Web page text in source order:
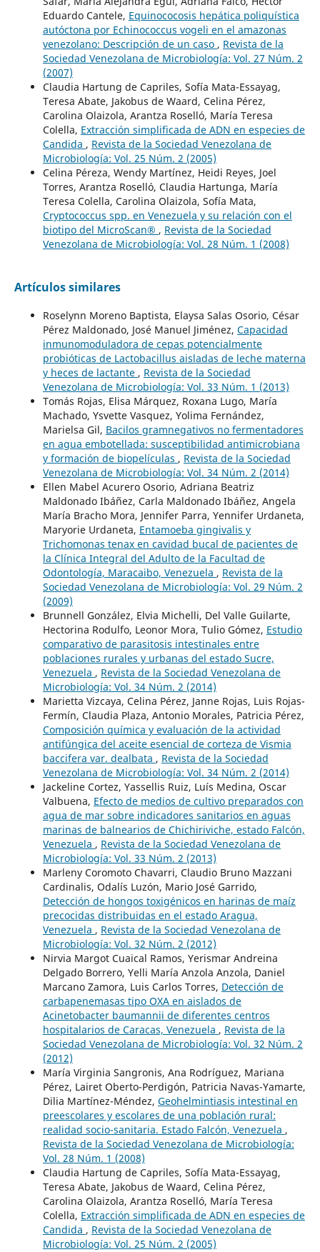
Eduardo Cantele, Equinococosis hepática poliquística
autóctona por Echinococcus vogeli en el amazonas
venezolano: Descripción de un caso , Revista de la
Sociedad Venezolana de Microbiología: Vol. 27 Núm. 2
(2007)
Claudia Hartung de Capriles, Sofía Mata-Essayag,
Teresa Abate, Jakobus de Waard, Celina Pérez,
Carolina Olaizola, Arantza Roselló, María Teresa
Colella, Extracción simplificada de ADN en especies de
Candida , Revista de la Sociedad Venezolana de
Microbiología: Vol. 25 Núm. 2 (2005)
Celina Péreza, Wendy Martínez, Heidi Reyes, Joel
Torres, Arantza Roselló, Claudia Hartunga, María
Teresa Colella, Carolina Olaizola, Sofía Mata,
Cryptococcus spp. en Venezuela y su relación con el
biotipo del MicroScan® , Revista de la Sociedad
Venezolana de Microbiología: Vol. 28 Núm. 1 (2008)
Artículos similares
Roselynn Moreno Baptista, Elaysa Salas Osorio, César
Pérez Maldonado, José Manuel Jiménez, Capacidad
inmunomoduladora de cepas potencialmente
probióticas de Lactobacillus aisladas de leche materna
y heces de lactante , Revista de la Sociedad
Venezolana de Microbiología: Vol. 33 Núm. 1 (2013)
Tomás Rojas, Elisa Márquez, Roxana Lugo, María
Machado, Ysvette Vasquez, Yolima Fernández,
Marielsa Gil, Bacilos gramnegativos no fermentadores
en agua embotellada: susceptibilidad antimicrobiana
y formación de biopelículas , Revista de la Sociedad
Venezolana de Microbiología: Vol. 34 Núm. 2 (2014)
Ellen Mabel Acurero Osorio, Adriana Beatriz
Maldonado Ibáñez, Carla Maldonado Ibáñez, Angela
María Bracho Mora, Jennifer Parra, Yennifer Urdaneta,
Maryorie Urdaneta, Entamoeba gingivalis y
Trichomonas tenax en cavidad bucal de pacientes de
la Clínica Integral del Adulto de la Facultad de
Odontología, Maracaibo, Venezuela , Revista de la
Sociedad Venezolana de Microbiología: Vol. 29 Núm. 2
(2009)
Brunnell González, Elvia Michelli, Del Valle Guilarte,
Hectorina Rodulfo, Leonor Mora, Tulio Gómez, Estudio
comparativo de parasitosis intestinales entre
poblaciones rurales y urbanas del estado Sucre,
Venezuela , Revista de la Sociedad Venezolana de
Microbiología: Vol. 34 Núm. 2 (2014)
Marietta Vizcaya, Celina Pérez, Janne Rojas, Luis Rojas-
Fermín, Claudia Plaza, Antonio Morales, Patricia Pérez,
Composición química y evaluación de la actividad
antifúngica del aceite esencial de corteza de Vismia
baccifera var. dealbata , Revista de la Sociedad
Venezolana de Microbiología: Vol. 34 Núm. 2 (2014)
Jackeline Cortez, Yassellis Ruiz, Luís Medina, Oscar
Valbuena, Efecto de medios de cultivo preparados con
agua de mar sobre indicadores sanitarios en aguas
marinas de balnearios de Chichiriviche, estado Falcón,
Venezuela , Revista de la Sociedad Venezolana de
Microbiología: Vol. 33 Núm. 2 (2013)
Marleny Coromoto Chavarri, Claudio Bruno Mazzani
Cardinalis, Odalís Luzón, Mario José Garrido,
Detección de hongos toxigénicos en harinas de maíz
precocidas distribuidas en el estado Aragua,
Venezuela , Revista de la Sociedad Venezolana de
Microbiología: Vol. 32 Núm. 2 (2012)
Nirvia Margot Cuaical Ramos, Yerismar Andreina
Delgado Borrero, Yelli María Anzola Anzola, Daniel
Marcano Zamora, Luis Carlos Torres, Detección de
carbapenemasas tipo OXA en aislados de
Acinetobacter baumannii de diferentes centros
hospitalarios de Caracas, Venezuela , Revista de la
Sociedad Venezolana de Microbiología: Vol. 32 Núm. 2
(2012)
María Virginia Sangronis, Ana Rodríguez, Mariana
Pérez, Lairet Oberto-Perdigón, Patricia Navas-Yamarte,
Dilia Martínez-Méndez, Geohelmintiasis intestinal en
preescolares y escolares de una población rural:
realidad socio-sanitaria. Estado Falcón, Venezuela ,
Revista de la Sociedad Venezolana de Microbiología:
Vol. 28 Núm. 1 (2008)
Claudia Hartung de Capriles, Sofía Mata-Essayag,
Teresa Abate, Jakobus de Waard, Celina Pérez,
Carolina Olaizola, Arantza Roselló, María Teresa
Colella, Extracción simplificada de ADN en especies de
Candida , Revista de la Sociedad Venezolana de
Microbiología: Vol. 25 Núm. 2 (2005)